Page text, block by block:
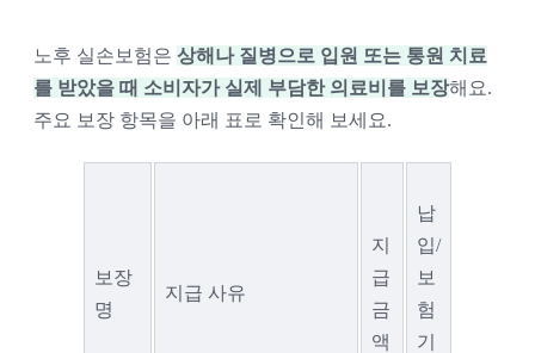
노후 실손보험은 상해나 질병으로 입원 또는 통원 치료
를 받았을 때 소비자가 실제 부담한 의료비를 보장해요.
주요 보장 항목을 아래 표로 확인해 보세요.
보장
명
지급 사유
지
급
금
액
납
입/
보
험
기